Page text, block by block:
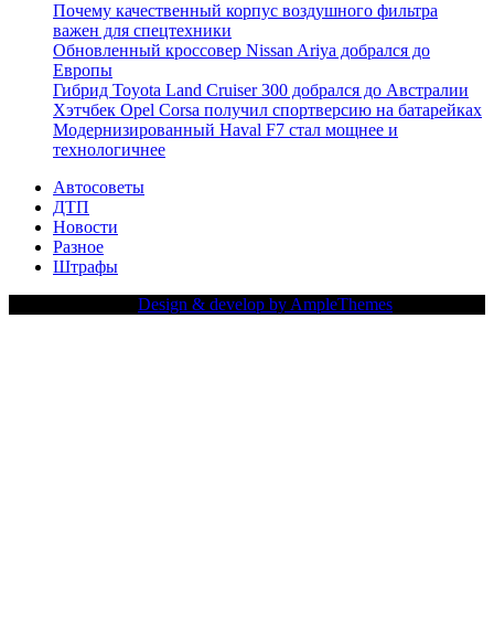
Почему качественный корпус воздушного фильтра
важен для спецтехники
Обновленный кроссовер Nissan Ariya добрался до
Европы
Гибрид Toyota Land Cruiser 300 добрался до Австралии
Хэтчбек Opel Corsa получил спортверсию на батарейках
Модернизированный Haval F7 стал мощнее и
технологичнее
Автосоветы
ДТП
Новости
Разное
Штрафы
Design & develop by AmpleThemes